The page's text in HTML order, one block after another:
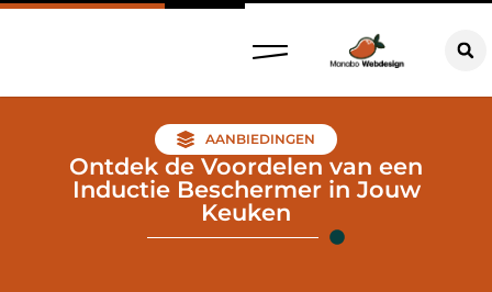
AANBIEDINGEN
Ontdek de Voordelen van een
Inductie Beschermer in Jouw
Keuken